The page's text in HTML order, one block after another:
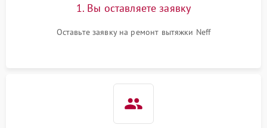
1. Вы оставляете заявку
Оставьте заявку на ремонт вытяжки Neff